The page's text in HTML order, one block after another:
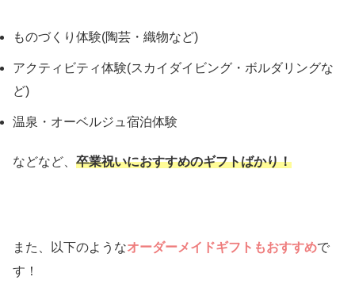
ものづくり体験(陶芸・織物など)
アクティビティ体験(スカイダイビング・ボルダリングな
ど)
温泉・オーベルジュ宿泊体験
などなど、 卒業祝いにおすすめのギフトばかり！
また、以下のようなオーダーメイドギフトもおすすめで
す！